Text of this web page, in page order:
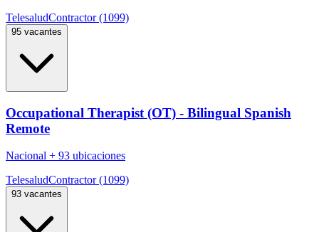
TelesaludContractor (1099)
95 vacantes
Occupational Therapist (OT) - Bilingual Spanish
Remote
Nacional + 93 ubicaciones
TelesaludContractor (1099)
93 vacantes